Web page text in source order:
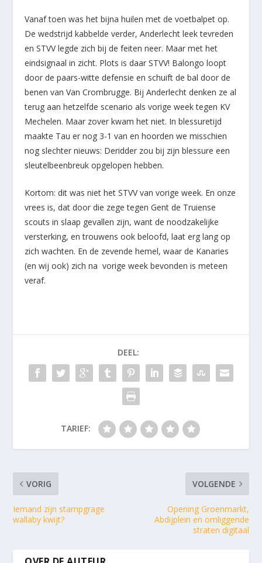
Vanaf toen was het bijna huilen met de voetbalpet op.
De wedstrijd kabbelde verder, Anderlecht leek tevreden
en STVV legde zich bij de feiten neer. Maar met het
eindsignaal in zicht. Plots is daar STVV! Balongo loopt
door de paars-witte defensie en schuift de bal door de
benen van Van Crombrugge. Bij Anderlecht denken ze al
terug aan hetzelfde scenario als vorige week tegen KV
Mechelen. Maar zover kwam het niet. In blessuretijd
maakte Tau er nog 3-1 van en hoorden we misschien
nog slechter nieuws: Deridder zou bij zijn blessure een
sleutelbeenbreuk opgelopen hebben.
Kortom: dit was niet het STVV van vorige week. En onze
vrees is, dat door die zege tegen Gent de Truiense
scouts in slaap gevallen zijn, want de noodzakelijke
versterking, en trouwens ook beloofd, laat erg lang op
zich wachten. En de zevende hemel, waar de Kanaries
(en wij ook) zich na vorige week bevonden is meteen
veraf.
DEEL:
TARIEF:
VORIG
Iemand zijn stampgrage
wallaby kwijt?
VOLGENDE
Opening Groenmarkt,
Abdijplein en omliggende
straten digitaal